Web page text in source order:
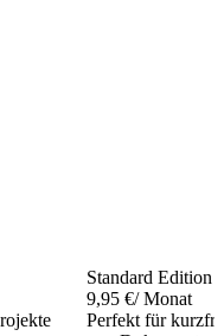
Standard Edition
9,95 €/ Monat
Perfekt für